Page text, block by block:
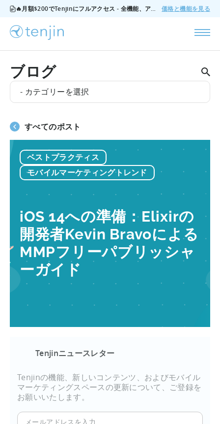
🔥月額$200でTenjinにフルアクセス - 全機能、アドオンなし、いつでもキャンセル可能。 価格と機能を見る
ブログ
- カテゴリーを選択
すべてのポスト
ベストプラクティス
モバイルマーケティングトレンド
iOS 14への準備：Elixirの
開発者Kevin Bravoによる
MMPフリーパブリッシャ
ーガイド
Tenjinニュースレター
Tenjinの機能、新しいコンテンツ、およびモバイル
マーケティングスペースの更新について、ご登録を
お願いいたします。
メ